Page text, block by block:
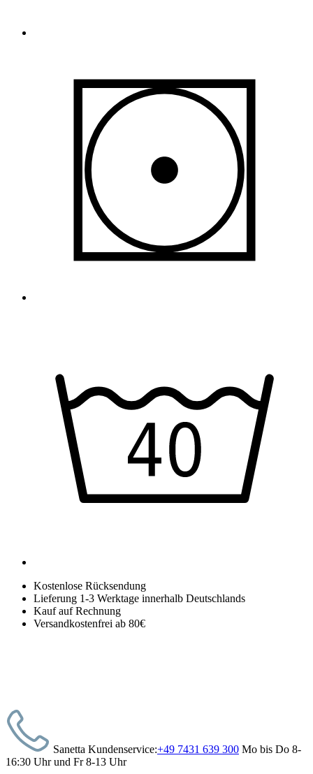
Kostenlose Rücksendung
Lieferung 1-3 Werktage innerhalb Deutschlands
Kauf auf Rechnung
Versandkostenfrei ab 80€
Sanetta Kundenservice:+49 7431 639 300 Mo bis Do 8-
16:30 Uhr und Fr 8-13 Uhr